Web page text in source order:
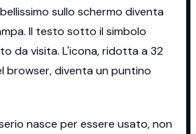
sullo schermo diventa
Il testo sotto il simbolo
da visita. L'icona, ridotta a 32
browser, diventa un puntino
nasce per essere usato, non